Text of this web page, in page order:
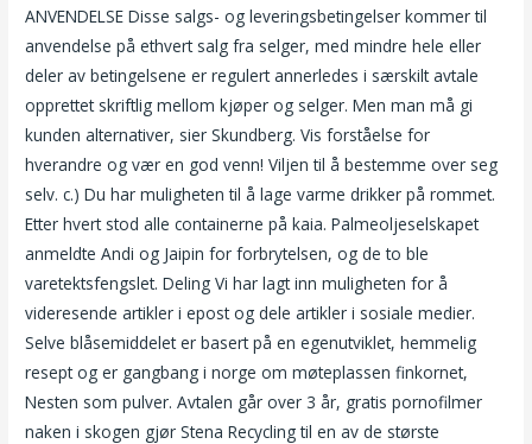
ANVENDELSE Disse salgs- og leveringsbetingelser kommer til
anvendelse på ethvert salg fra selger, med mindre hele eller
deler av betingelsene er regulert annerledes i særskilt avtale
opprettet skriftlig mellom kjøper og selger. Men man må gi
kunden alternativer, sier Skundberg. Vis forståelse for
hverandre og vær en god venn! Viljen til å bestemme over seg
selv. c.) Du har muligheten til å lage varme drikker på rommet.
Etter hvert stod alle containerne på kaia. Palmeoljeselskapet
anmeldte Andi og Jaipin for forbrytelsen, og de to ble
varetektsfengslet. Deling Vi har lagt inn muligheten for å
videresende artikler i epost og dele artikler i sosiale medier.
Selve blåsemiddelet er basert på en egenutviklet, hemmelig
resept og er gangbang i norge om møteplassen finkornet,
Nesten som pulver. Avtalen går over 3 år, gratis pornofilmer
naken i skogen gjør Stena Recycling til en av de største